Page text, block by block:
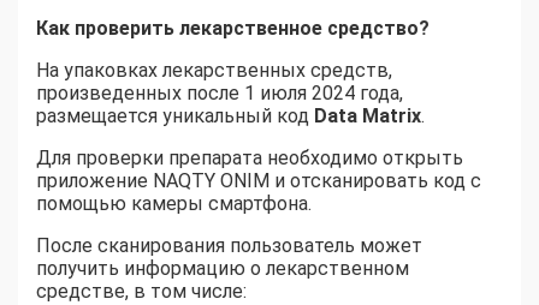
Как проверить лекарственное средство?
На упаковках лекарственных средств,
произведенных после 1 июля 2024 года,
размещается уникальный код Data Matrix.
Для проверки препарата необходимо открыть
приложение NAQTY ONIM и отсканировать код с
помощью камеры смартфона.
После сканирования пользователь может
получить информацию о лекарственном
средстве, в том числе: